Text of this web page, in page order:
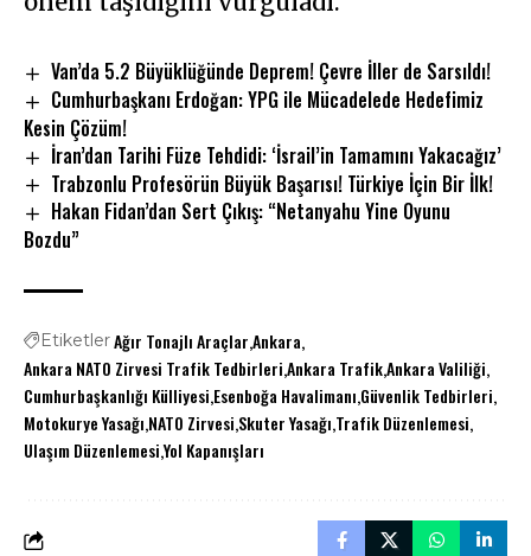
Van’da 5.2 Büyüklüğünde Deprem! Çevre İller de Sarsıldı!
Cumhurbaşkanı Erdoğan: YPG ile Mücadelede Hedefimiz
Kesin Çözüm!
İran’dan Tarihi Füze Tehdidi: ‘İsrail’in Tamamını Yakacağız’
Trabzonlu Profesörün Büyük Başarısı! Türkiye İçin Bir İlk!
Hakan Fidan’dan Sert Çıkış: “Netanyahu Yine Oyunu
Bozdu”
EtiketlerAğır Tonajlı AraçlarAnkara
Ankara NATO Zirvesi Trafik TedbirleriAnkara TrafikAnkara Valiliği
Cumhurbaşkanlığı Külliyesi Esenboğa Havalimanı Güvenlik Tedbirleri
Motokurye Yasağı NATO Zirvesi Skuter Yasağı Trafik Düzenlemesi
Ulaşım DüzenlemesiYol Kapanışları